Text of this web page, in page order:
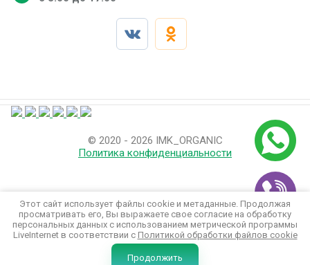
© 2020 - 2026 IMK_ORGANIC
Политика конфиденциальности
Мегагрупп.ру
Этот сайт использует файлы cookie и метаданные. Продолжая
просматривать его, Вы выражаете свое согласие на обработку
персональных данных с использованием метрической программы
LiveInternet в соответствии с Политикой обработки файлов cookie
Продолжить